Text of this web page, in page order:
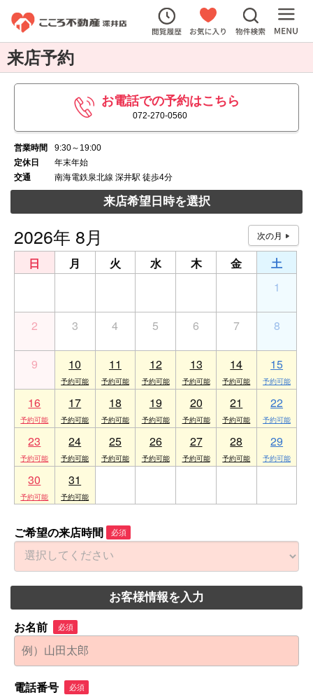
来店予約
お電話での予約はこちら
072-270-0560
営業時間
9:30～19:00
定休日
年末年始
交通
南海電鉄泉北線 深井駅 徒歩4分
来店希望日時を選択
2026年 8月
日 月 火 水 木 金
土
1
2 3 4 5 6 7 8
9 10 11 12 13 14 15
16 17 18 19 20 21 22
23 24 25 26 27 28 29
30 31
ご希望の来店時間 必須
お客様情報を入力
お名前 必須
電話番号 必須